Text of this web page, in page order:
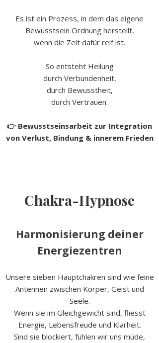
Es ist ein Prozess, in dem das eigene
Bewusstsein Ordnung herstellt,
wenn die Zeit dafür reif ist.
So entsteht Heilung
durch Verbundenheit,
durch Bewusstheit,
durch Vertrauen.
👉 Bewusstseinsarbeit zur Integration
von Verlust, Bindung & innerem Frieden
Chakra-Hypnose
Harmonisierung deiner
Energiezentren
Unsere sieben Hauptchakren sind wie feine
Antennen zwischen Körper, Geist und
Seele.
Wenn sie im Gleichgewicht sind, fliesst
Energie, Lebensfreude und Klarheit.
Sind sie blockiert, fühlen wir uns müde,